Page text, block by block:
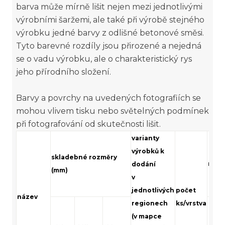
barva může mírně lišit nejen mezi jednotlivými
výrobními šaržemi, ale také při výrobě stejného
výrobku jedné barvy z odlišné betonové směsi.
Tyto barevné rozdíly jsou přirozené a nejedná
se o vadu výrobku, ale o charakteristický rys
jeho přírodního složení.
Barvy a povrchy na uvedených fotografiích se
mohou vlivem tisku nebo světelných podmínek
při fotografování od skutečnosti lišit.
název
skladebné rozměry
(mm)
varianty
výrobků k
dodání
v
jednotlivých
regionech
(v mapce
počet
ks/vrstva